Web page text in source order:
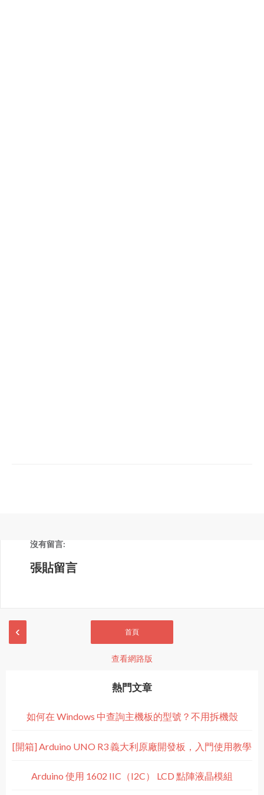
沒有留言:
張貼留言
‹ 首頁
查看網路版
熱門文章
如何在 Windows 中查詢主機板的型號？不用拆機殼
[開箱] Arduino UNO R3 義大利原廠開發板，入門使用教學
Arduino 使用 1602 IIC（I2C） LCD 點陣液晶模組